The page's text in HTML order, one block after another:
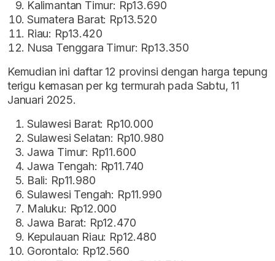
Kalimantan Timur: Rp13.690
Sumatera Barat: Rp13.520
Riau: Rp13.420
Nusa Tenggara Timur: Rp13.350
Kemudian ini daftar 12 provinsi dengan harga tepung
terigu kemasan per kg termurah pada Sabtu, 11
Januari 2025.
Sulawesi Barat: Rp10.000
Sulawesi Selatan: Rp10.980
Jawa Timur: Rp11.600
Jawa Tengah: Rp11.740
Bali: Rp11.980
Sulawesi Tengah: Rp11.990
Maluku: Rp12.000
Jawa Barat: Rp12.470
Kepulauan Riau: Rp12.480
Gorontalo: Rp12.560